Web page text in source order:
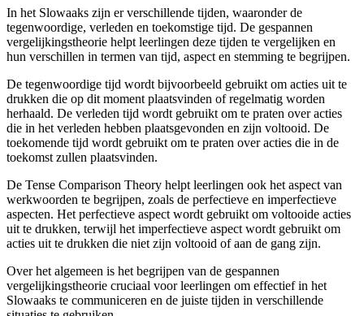
In het Slowaaks zijn er verschillende tijden, waaronder de
tegenwoordige, verleden en toekomstige tijd. De gespannen
vergelijkingstheorie helpt leerlingen deze tijden te vergelijken en
hun verschillen in termen van tijd, aspect en stemming te begrijpen.
De tegenwoordige tijd wordt bijvoorbeeld gebruikt om acties uit te
drukken die op dit moment plaatsvinden of regelmatig worden
herhaald. De verleden tijd wordt gebruikt om te praten over acties
die in het verleden hebben plaatsgevonden en zijn voltooid. De
toekomende tijd wordt gebruikt om te praten over acties die in de
toekomst zullen plaatsvinden.
De Tense Comparison Theory helpt leerlingen ook het aspect van
werkwoorden te begrijpen, zoals de perfectieve en imperfectieve
aspecten. Het perfectieve aspect wordt gebruikt om voltooide acties
uit te drukken, terwijl het imperfectieve aspect wordt gebruikt om
acties uit te drukken die niet zijn voltooid of aan de gang zijn.
Over het algemeen is het begrijpen van de gespannen
vergelijkingstheorie cruciaal voor leerlingen om effectief in het
Slowaaks te communiceren en de juiste tijden in verschillende